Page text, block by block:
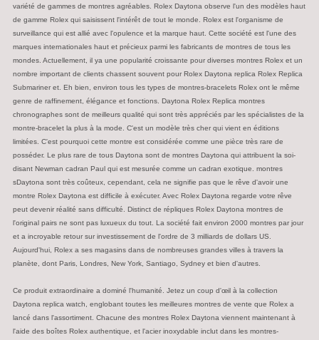
variété de gammes de montres agréables. Rolex Daytona observe l'un des modèles haut
de gamme Rolex qui saisissent l'intérêt de tout le monde. Rolex est l'organisme de
surveillance qui est allié avec l'opulence et la marque haut. Cette société est l'une des
marques internationales haut et précieux parmi les fabricants de montres de tous les
mondes. Actuellement, il ya une popularité croissante pour diverses montres Rolex et un
nombre important de clients chassent souvent pour Rolex Daytona replica Rolex Replica
Submariner et. Eh bien, environ tous les types de montres-bracelets Rolex ont le même
genre de raffinement, élégance et fonctions. Daytona Rolex Replica montres
chronographes sont de meilleurs qualité qui sont très appréciés par les spécialistes de la
montre-bracelet la plus à la mode. C'est un modèle très cher qui vient en éditions
limitées. C'est pourquoi cette montre est considérée comme une pièce très rare de
posséder. Le plus rare de tous Daytona sont de montres Daytona qui attribuent la soi-
disant Newman cadran Paul qui est mesurée comme un cadran exotique. montres
sDaytona sont très coûteux, cependant, cela ne signifie pas que le rêve d'avoir une
montre Rolex Daytona est difficile à exécuter. Avec Rolex Daytona regarde votre rêve
peut devenir réalité sans difficulté. Distinct de répliques Rolex Daytona montres de
l'original pairs ne sont pas luxueux du tout. La société fait environ 2000 montres par jour
et a incroyable retour sur investissement de l'ordre de 3 milliards de dollars US.
Aujourd'hui, Rolex a ses magasins dans de nombreuses grandes villes à travers la
planète, dont Paris, Londres, New York, Santiago, Sydney et bien d'autres.
Ce produit extraordinaire a dominé l'humanité. Jetez un coup d'œil à la collection
Daytona replica watch, englobant toutes les meilleures montres de vente que Rolex a
lancé dans l'assortiment. Chacune des montres Rolex Daytona viennent maintenant à
l'aide des boîtes Rolex authentique, et l'acier inoxydable inclut dans les montres-